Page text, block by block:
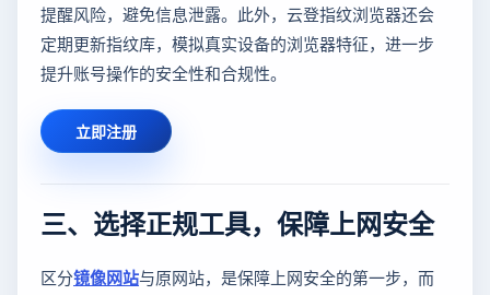
提醒风险，避免信息泄露。此外，云登指纹浏览器还会
定期更新指纹库，模拟真实设备的浏览器特征，进一步
提升账号操作的安全性和合规性。
立即注册
三、选择正规工具，保障上网安全
区分镜像网站与原网站，是保障上网安全的第一步，而